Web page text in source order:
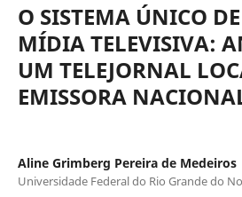
O SISTEMA ÚNICO
MÍDIA TELEVISIVA:
UM TELEJORNAL
EMISSORA
Aline Grimberg Pereira de Medeiros
Universidade Federal do Rio Grande do